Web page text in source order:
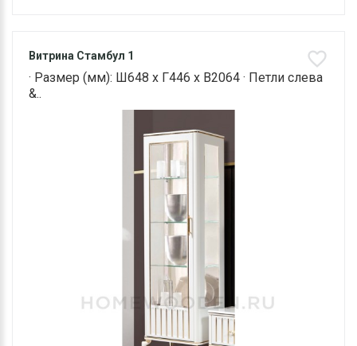
Витрина Стамбул 1
· Размер (мм): Ш648 х Г446 х В2064 · Петли слева
&..